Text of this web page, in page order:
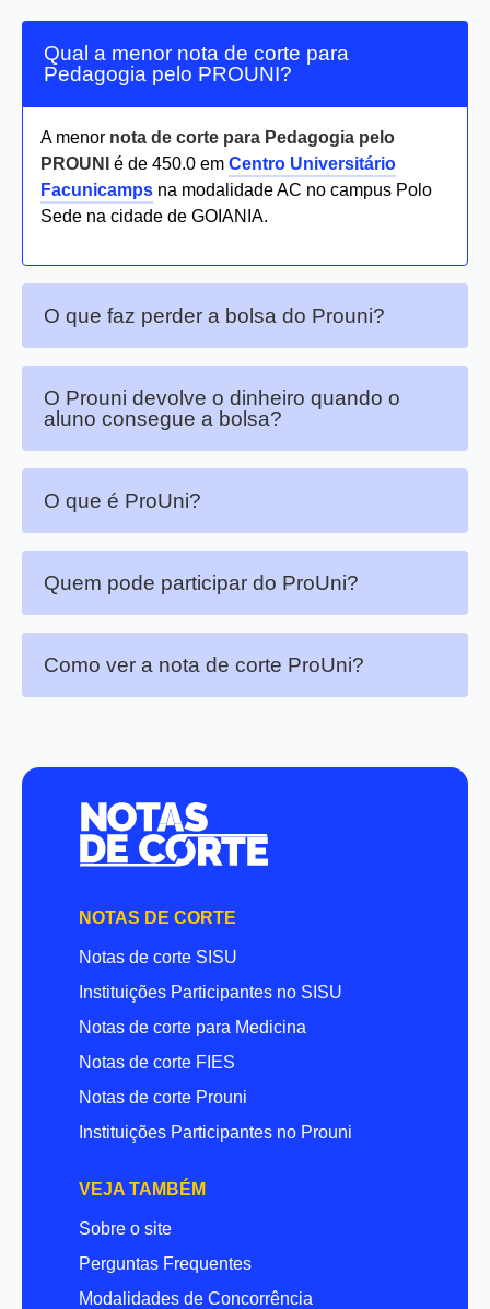
Qual a menor nota de corte para
Pedagogia pelo PROUNI?
A menor nota de corte para Pedagogia pelo
PROUNI
é de 450.0 em Centro Universitário
Facunicamps na modalidade AC no campus Polo
Sede na cidade de GOIANIA.
O que faz perder a bolsa do Prouni?
O Prouni devolve o dinheiro quando o
aluno consegue a bolsa?
O que é ProUni?
Quem pode participar do ProUni?
Como ver a nota de corte ProUni?
NOTAS DE CORTE
Notas de corte SISU
Instituições Participantes no SISU
Notas de corte para Medicina
Notas de corte FIES
Notas de corte Prouni
Instituições Participantes no Prouni
VEJA TAMBÉM
Sobre o site
Perguntas Frequentes
Modalidades de Concorrência